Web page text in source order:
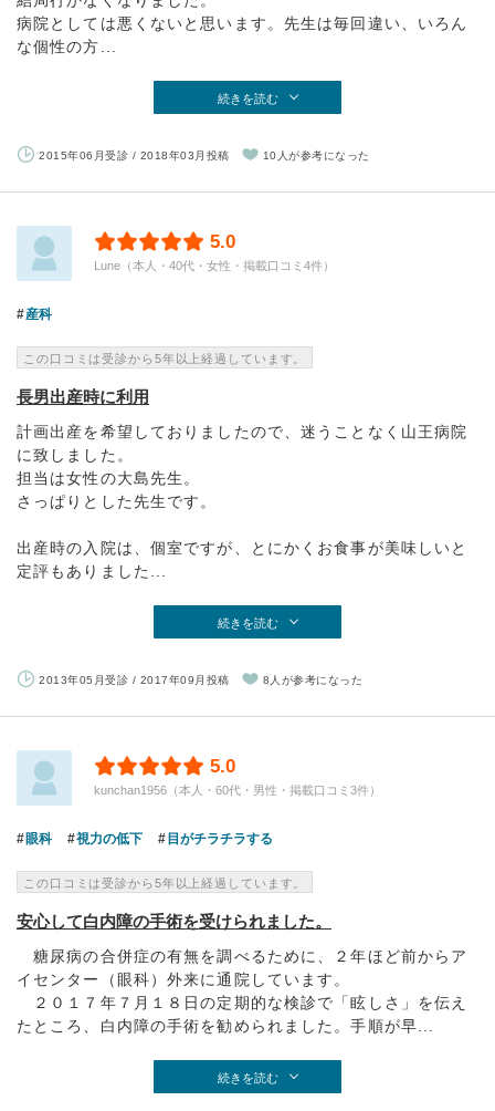
病院としては悪くないと思います。先生は毎回違い、いろん
な個性の方...
続きを読む
2015年06月受診 / 2018年03月投稿 10人が参考になった
5.0
Lune（本人・40代・女性・掲載口コミ4件）
産科
この口コミは受診から5年以上経過しています。
長男出産時に利用
計画出産を希望しておりましたので、迷うことなく山王病院
に致しました。
担当は女性の大島先生。
さっぱりとした先生です。
出産時の入院は、個室ですが、とにかくお食事が美味しいと
定評もありました...
続きを読む
2013年05月受診 / 2017年09月投稿 8人が参考になった
5.0
kunchan1956（本人・60代・男性・掲載口コミ3件）
眼科 視力の低下 目がチラチラする
この口コミは受診から5年以上経過しています。
安心して白内障の手術を受けられました。
糖尿病の合併症の有無を調べるために、２年ほど前からア
イセンター（眼科）外来に通院しています。
２０１７年７月１８日の定期的な検診で「眩しさ」を伝え
たところ、白内障の手術を勧められました。手順が早...
続きを読む